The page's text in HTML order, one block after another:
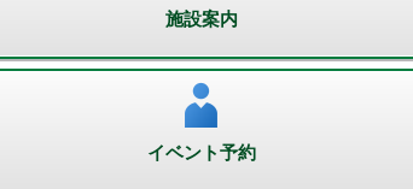
施設案内
イベント予約